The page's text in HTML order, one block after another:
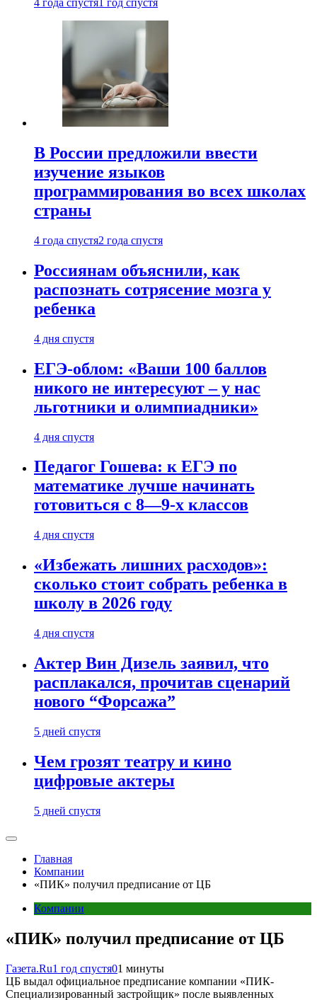
4 года спустя 1 год спустя
В России предложили ввести
изучение языков
программирования во всех школах
страны
4 года спустя2 года спустя
Россиянам объяснили, как
распознать сотрясение мозга у
ребенка
4 дня спустя
ЕГЭ-облом: «Ваши 100 баллов
никого не интересуют – у нас
льготники и олимпиадники»
4 дня спустя
Педагог Гошева: к ЕГЭ по
математике лучше начинать
готовиться с 8—9-х классов
4 дня спустя
«Избежать лишних расходов»:
сколько стоит собрать ребенка в
школу в 2026 году
4 дня спустя
Актер Вин Дизель заявил, что
расплакался, прочитав сценарий
нового “Форсажа”
5 дней спустя
Чем грозят театру и кино
цифровые актеры
5 дней спустя
Главная
Компании
«ПИК» получил предписание от ЦБ
Компании
«ПИК» получил предписание от ЦБ
Газета.Ru1 год спустя01 минуты
ЦБ выдал официальное предписание компании «ПИК-
Специализированный застройщик» после выявленных